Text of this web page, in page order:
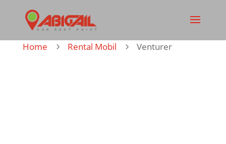
Home 5 Rental Mobil 5 Venturer